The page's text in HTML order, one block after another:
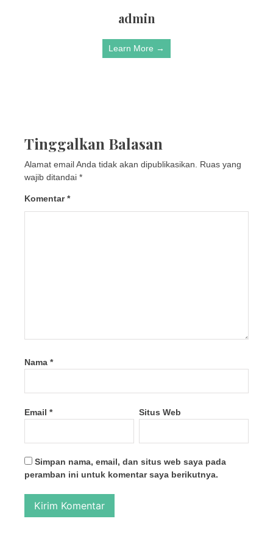
admin
Learn More →
Tinggalkan Balasan
Alamat email Anda tidak akan dipublikasikan.
Ruas yang
wajib ditandai *
Komentar*
Nama *
Email * Situs Web
Simpan nama, email, dan situs web saya pada
peramban ini untuk komentar saya berikutnya.